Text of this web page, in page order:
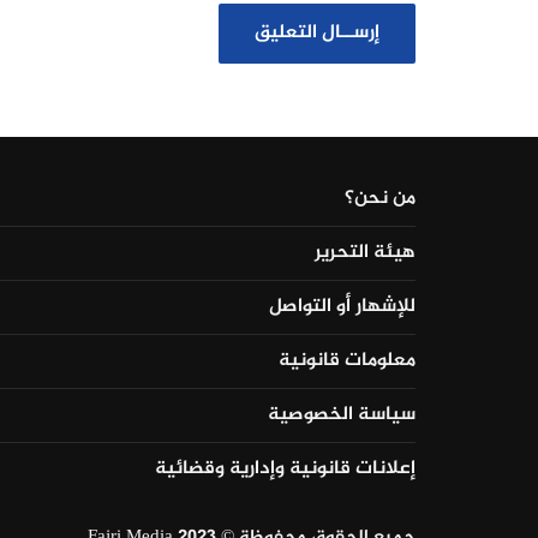
من نحن؟
هيئة التحرير
للإشهار أو التواصل
معلومات قانونية
سياسة الخصوصية
إعلانات قانونية وإدارية وقضائية